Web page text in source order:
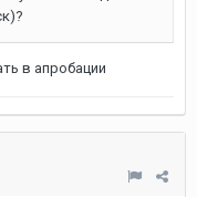
в апробации